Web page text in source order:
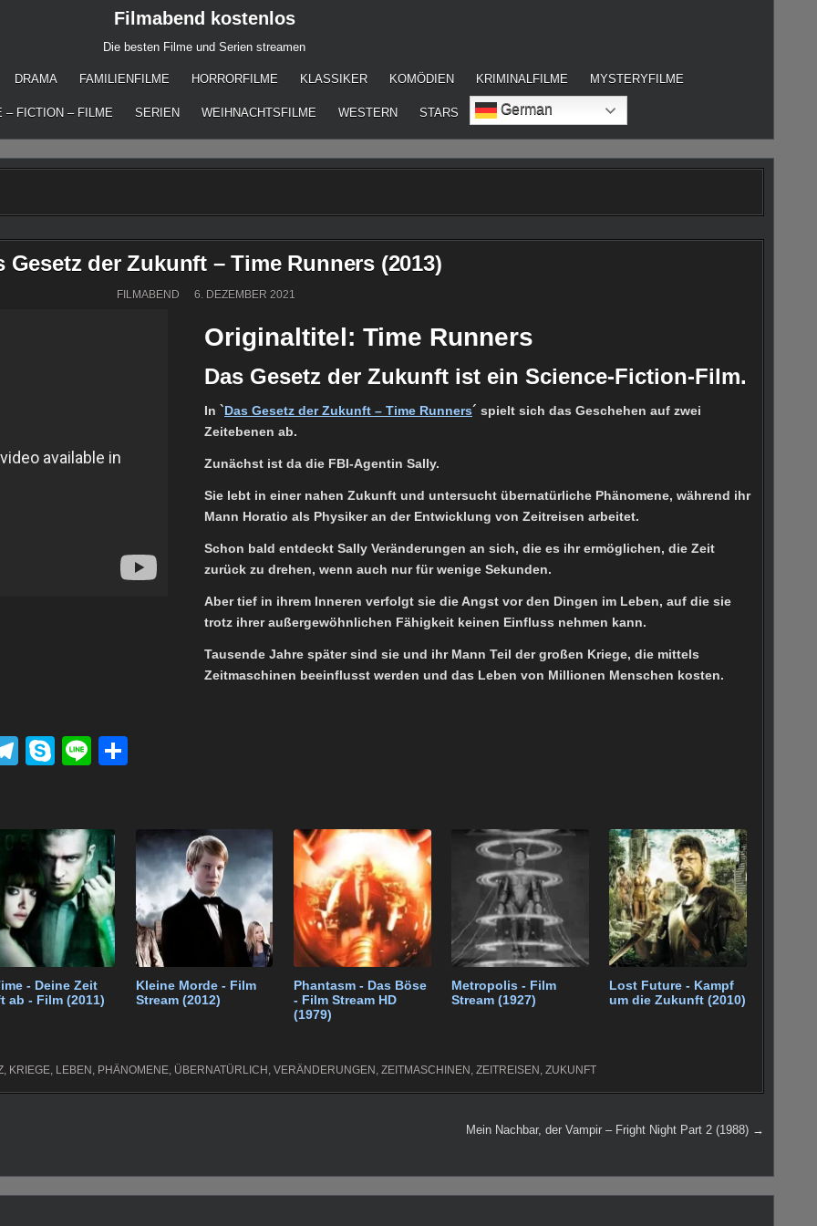
Filmabend kostenlos
Die besten Filme und Serien streamen
DRAMA FAMILIENFILME HORRORFILME KLASSIKER KOMÖDIEN KRIMINALFILME MYSTERYFILME
– FICTION – FILME SERIEN WEIHNACHTSFILME WESTERN STARS German
Gesetz der Zukunft – Time Runners (2013)
FILMABEND 6. DEZEMBER 2021
Originaltitel: Time Runners
Das Gesetz der Zukunft ist ein Science-Fiction-Film.
In `Das Gesetz der Zukunft – Time Runners´ spielt sich das Geschehen auf zwei
Zeitebenen ab.
Zunächst ist da die FBI-Agentin Sally.
Sie lebt in einer nahen Zukunft und untersucht übernatürliche Phänomene, während ihr
Mann Horatio als Physiker an der Entwicklung von Zeitreisen arbeitet.
Schon bald entdeckt Sally Veränderungen an sich, die es ihr ermöglichen, die Zeit
zurück zu drehen, wenn auch nur für wenige Sekunden.
Aber tief in ihrem Inneren verfolgt sie die Angst vor den Dingen im Leben, auf die sie
trotz ihrer außergewöhnlichen Fähigkeit keinen Einfluss nehmen kann.
Tausende Jahre später sind sie und ihr Mann Teil der großen Kriege, die mittels
Zeitmaschinen beeinflusst werden und das Leben von Millionen Menschen kosten.
T
gr
a
m
S
e
Li
n
- Deine Zeit
ab - Film (2011)
Kleine Morde - Film
Stream (2012)
Phantasm - Das Böse
- Film Stream HD
(1979)
Metropolis - Film
Stream (1927)
Lost Future - Kampf
um die Zukunft (2010)
, KRIEGE, LEBEN PHÄNOMENE, ÜBERNATÜRLICH VERÄNDERUNGEN ZEITMASCHINEN ZEITREISEN ZUKUNFT
Mein Nachbar, der Vampir – Fright Night Part 2 (1988) →